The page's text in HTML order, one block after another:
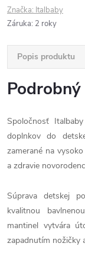
Značka: Italbaby
Záruka: 2 roky
Popis produktu
Spoločnosť
doplnkov do
zamerané na
a zdravie
Súprava detskej
kvalitnou
mantinel vytvára
zapadnutím nožičky